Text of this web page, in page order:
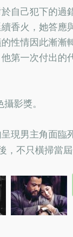
自己犯下的過
香火，她答應
性情因此漸漸
第一次付出的
影獎。
現男主角面臨
，不只橫掃當